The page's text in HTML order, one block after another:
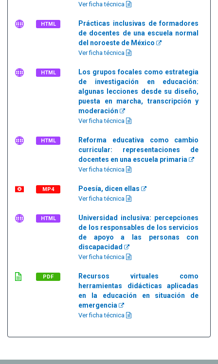
Ver ficha técnica
HTML
Prácticas inclusivas de formadores
de docentes de una escuela normal
del noroeste de México
Ver ficha técnica
HTML
Los grupos focales como estrategia
de investigación en educación:
algunas lecciones desde su diseño,
puesta en marcha, transcripción y
moderación
Ver ficha técnica
HTML
Reforma educativa como cambio
curricular: representaciones de
docentes en una escuela primaria
Ver ficha técnica
MP4 Poesía, dicen ellas
Ver ficha técnica
HTML
Universidad inclusiva: percepciones
de los responsables de los servicios
de apoyo a las personas con
discapacidad
Ver ficha técnica
PDF
Recursos virtuales como
herramientas didácticas aplicadas
en la educación en situación de
emergencia
Ver ficha técnica